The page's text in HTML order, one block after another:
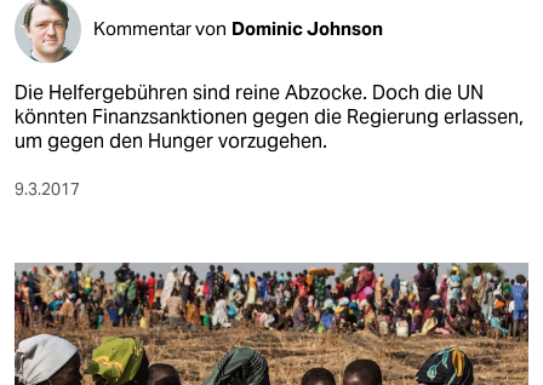
Kommentar von Dominic Johnson
Die Helfergebühren sind reine Abzocke. Doch die UN
könnten Finanzsanktionen gegen die Regierung erlassen,
um gegen den Hunger vorzugehen.
9.3.2017